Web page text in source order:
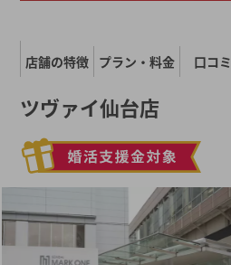
店舗の特徴 プラン・料金 口コミ
ツヴァイ仙台店